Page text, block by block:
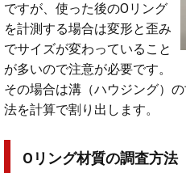
ですが、使った後のOリング
を計測する場合は変形と歪み
でサイズが変わっていること
が多いので注意が必要です。
その場合は溝（ハウジング）
法を計算で割り出します。
Oリング材質の調査方法